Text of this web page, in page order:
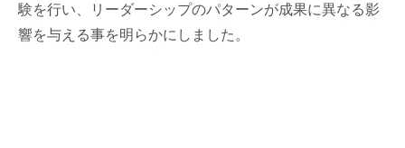
験を行い、リーダーシップのパターンが成果に異なる影
響を与える事を明らかにしました。